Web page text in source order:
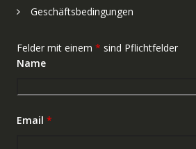
Geschäftsbedingungen
Felder mit einem * sind Pflichtfelder
Name
Email *